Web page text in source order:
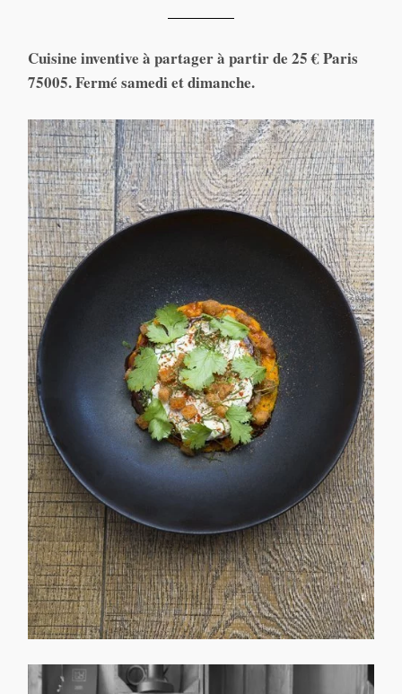
Cuisine inventive à partager à partir de 25 € Paris
75005. Fermé samedi et dimanche.